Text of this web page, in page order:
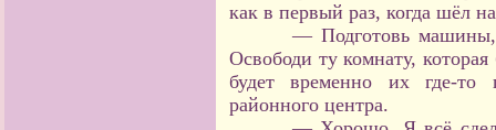
как в первый раз, когда шёл
— Подготовь машины,
Освободи ту комнату,
будет временно их где-
районного центра.